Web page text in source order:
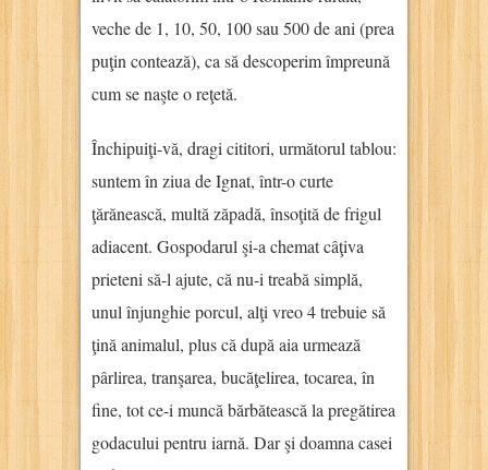
veche de 1, 10, 50, 100 sau 500 de ani (prea
puţin contează), ca să descoperim împreună
cum se naşte o reţetă.
Închipuiţi-vă, dragi cititori, următorul tablou:
suntem în ziua de Ignat, într-o curte
ţărănească, multă zăpadă, însoţită de frigul
adiacent. Gospodarul şi-a chemat câţiva
prieteni să-l ajute, că nu-i treabă simplă,
unul înjunghie porcul, alţi vreo 4 trebuie să
ţină animalul, plus că după aia urmează
pârlirea, tranşarea, bucăţelirea, tocarea, în
fine, tot ce-i muncă bărbătească la pregătirea
godacului pentru iarnă. Dar şi doamna casei